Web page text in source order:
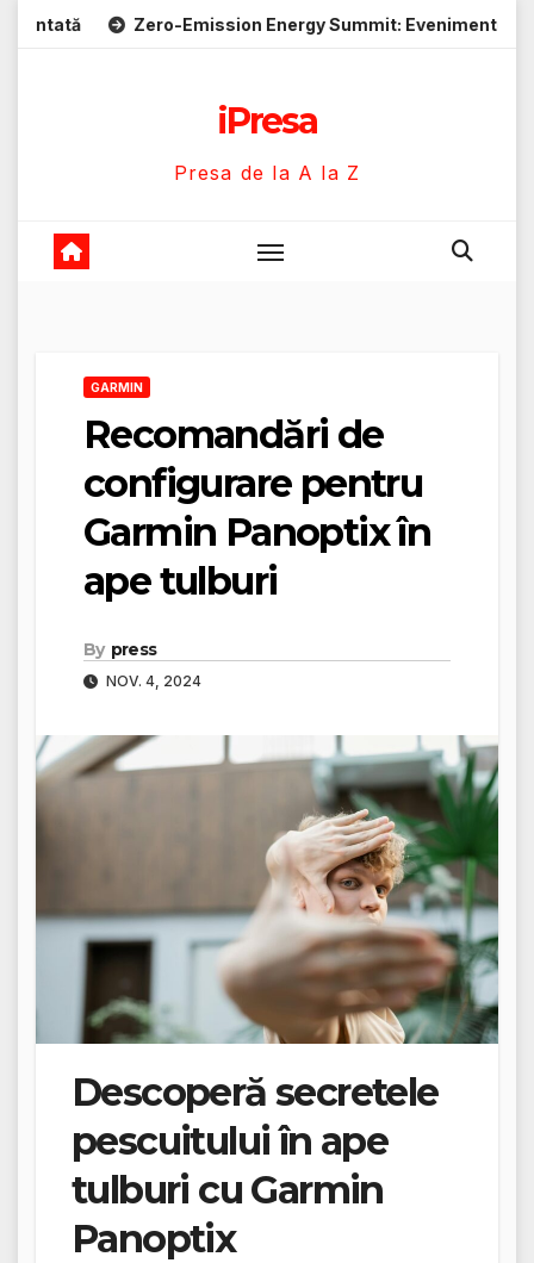
SkipZero-Emission Energy Summit: Evenimente energie
iPresa
Presa de la A la Z
GARMIN
Recomandări de
configurare pentru
Garmin Panoptix în
ape tulburi
By press
NOV. 4, 2024
Descoperă secretele
pescuitului în ape
tulburi cu Garmin
Panoptix